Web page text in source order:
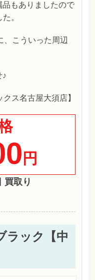
もありましたので
。
、こういった周辺
♪
クス名古屋大須店】
円
買取り
ラック【中